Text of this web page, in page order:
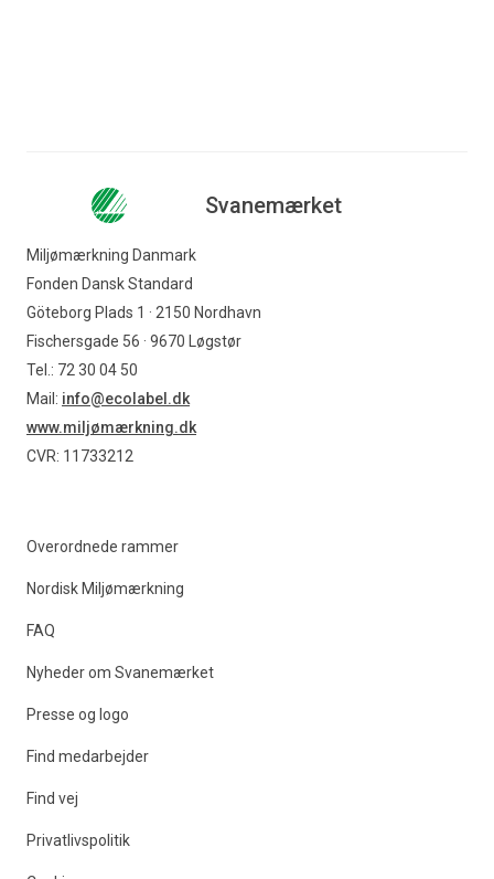
Svanemærket
Miljømærkning Danmark
Fonden Dansk Standard
Göteborg Plads 1 · 2150 Nordhavn
Fischersgade 56 · 9670 Løgstør
Tel.: 72 30 04 50
Mail: info@ecolabel.dk
www.miljømærkning.dk
CVR: 11733212
Overordnede rammer
Nordisk Miljømærkning
FAQ
Nyheder om Svanemærket
Presse og logo
Find medarbejder
Find vej
Privatlivspolitik